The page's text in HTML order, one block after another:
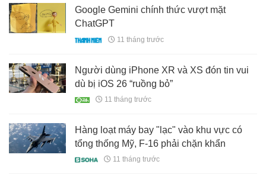
Google Gemini chính thức vượt mặt
ChatGPT
11 tháng trước
Người dùng iPhone XR và XS đón tin vui
dù bị iOS 26 “ruồng bỏ”
11 tháng trước
Hàng loạt máy bay "lạc" vào khu vực có
tổng thống Mỹ, F-16 phải chặn khẩn
11 tháng trước